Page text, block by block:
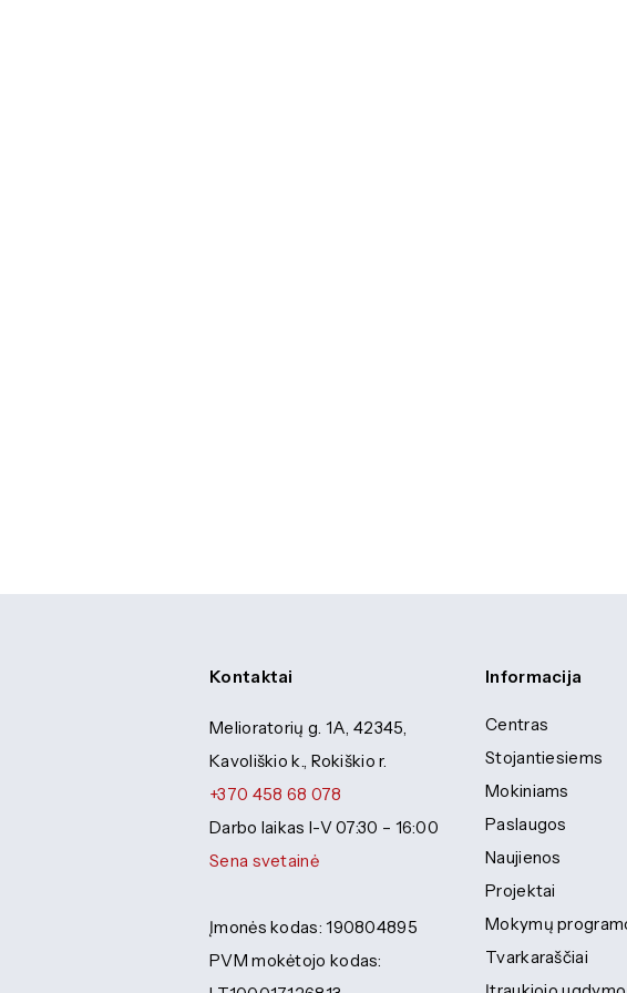
Kontaktai
Melioratorių g. 1A, 42345,
Kavoliškio k., Rokiškio r.
+370 458 68 078
Darbo laikas I-V 07:30 – 16:00
Sena svetainė
Įmonės kodas: 190804895
PVM mokėtojo kodas:
Informacija
Centras
Stojantiesiems
Mokiniams
Paslaugos
Naujienos
Projektai
Mokymų
Tvarkaraščiai